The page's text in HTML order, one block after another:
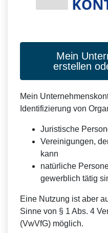
Mein
erstellen
Mein
Identifizierung von
Juristische
Vereinigungen,
kann
natürliche
gewerblich tätig
Eine Nutzung ist aber
Sinne von § 1 Abs. 4
(VwVfG) möglich.